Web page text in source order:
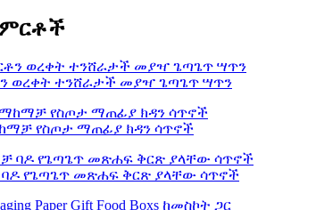
ወረቀት ተንሸራታች መያዣ ጌጣጌጥ ሣጥን
የስጦታ ማጠፊያ ክዳን ሳጥኖች
የጌጣጌጥ መጽሐፍ ቅርጽ ያላቸው ሳጥኖች